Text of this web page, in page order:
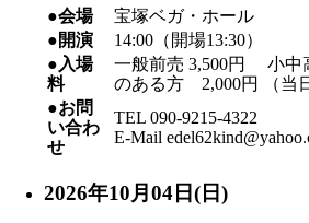
●会場
宝塚ベガ・ホール
●開演
14:00（開場13:30）
●入場
料
一般前売 3,500円 小中
のある方 2,000円 （当
●お問
い合わ
せ
TEL 090-9215-4322
E-Mail
2026年10月04日(日)